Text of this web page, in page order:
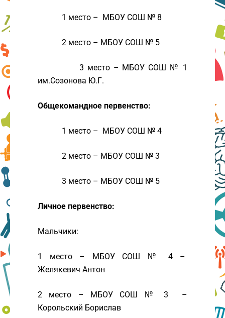
1 место – МБОУ СОШ № 8
2 место – МБОУ СОШ № 5
3 место – МБОУ СОШ № 1
им.Созонова Ю.Г.
Общекомандное первенство:
1 место – МБОУ СОШ № 4
2 место – МБОУ СОШ № 3
3 место – МБОУ СОШ № 5
Личное первенство:
Мальчики:
1 место – МБОУ СОШ № 4 –
Желякевич Антон
2 место – МБОУ СОШ № 3 –
Корольский Борислав